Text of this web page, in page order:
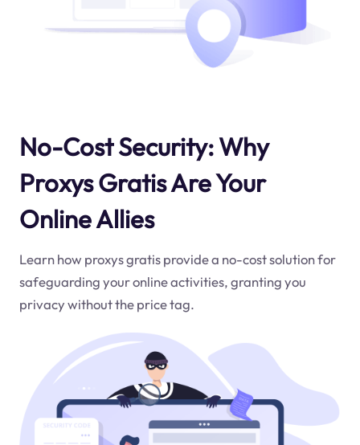
No-Cost Security: Why
Proxys Gratis Are Your
Online Allies
Learn how proxys gratis provide a no-cost solution for
safeguarding your online activities, granting you
privacy without the price tag.